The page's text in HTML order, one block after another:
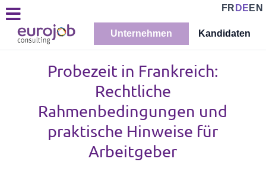
FR DE EN
Unternehmen Kandidaten
Probezeit in Frankreich:
Rechtliche
Rahmenbedingungen und
praktische Hinweise für
Arbeitgeber